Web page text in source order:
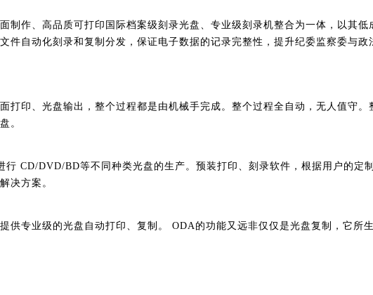
制作、高品质可打印国际档案级刻录光盘、专业级刻录机整合为一体，以其
件自动化刻录和复制分发，保证电子数据的记录完整性，提升纪委监察委与政
打印、光盘输出，整个过程都是由机械手完成。整个过程全自动，无人值守
。
行 CD/DVD/BD等不同种类光盘的生产。预装打印、刻录软件，根据用户的定
决方案。
供专业级的光盘自动打印、复制。
ODA的功能又远非仅仅是光盘复制，它所